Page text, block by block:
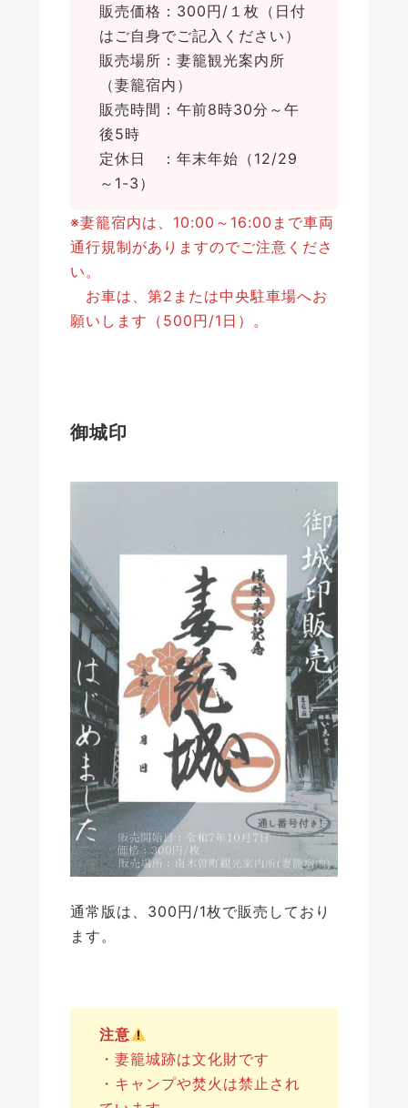
販売価格：300円/１枚（日付
はご自身でご記入ください）
販売場所：妻籠観光案内所
（妻籠宿内）
販売時間：午前8時30分～午
後5時
定休日 ：年末年始（12/29
～1-3）
※妻籠宿内は、10:00～16:00まで車両
通行規制がありますのでご注意くださ
い。
お車は、第2または中央駐車場へお
願いします（500円/1日）。
御城印
通常版は、300円/1枚で販売しており
ます。
注意
・妻籠城跡は文化財です
・キャンプや焚火は禁止され